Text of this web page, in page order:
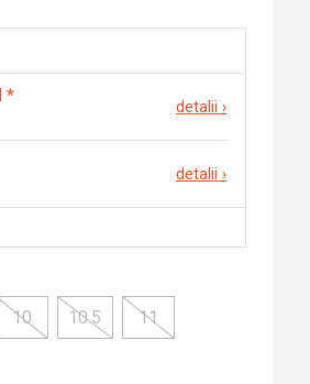
*
detalii ›
detalii ›
10 10.5 11